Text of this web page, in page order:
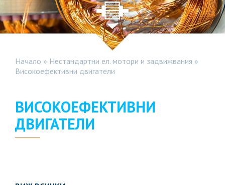
Начало » Нестандартни ел. мотори и задвижвания »
Високоефективни двигатели
ВИСОКОЕФЕКТИВНИ
ДВИГАТЕЛИ